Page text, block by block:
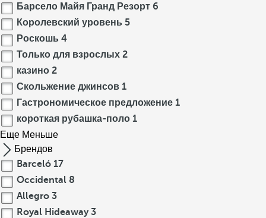
Барсело Майя Гранд Резорт 6
Королевский уровень 5
Роскошь 4
Только для взрослых 2
казино 2
Скольжение джинсов 1
Гастрономическое предложение 1
короткая рубашка-поло 1
Еще Меньше
Брендов
Barceló 17
Occidental 8
Allegro 3
Royal Hideaway 3